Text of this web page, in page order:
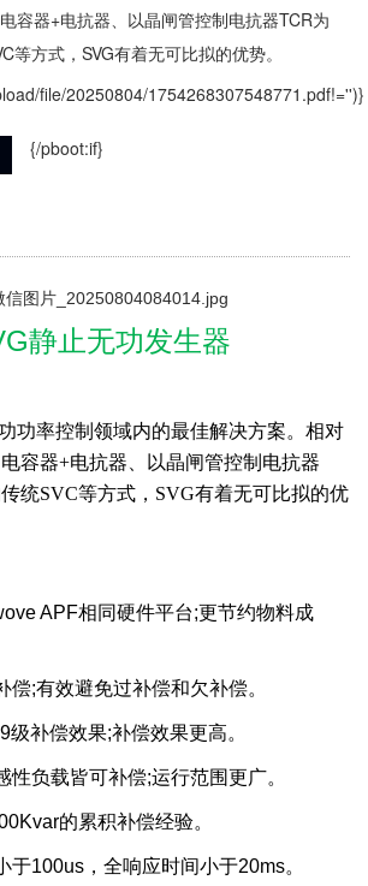
容器+电抗器、以晶闸管控制电抗器TCR为
等方式，SVG有着无可比拟的优势。
file/20250804/1754268307548771.pdf!='')}
{/pboot:if}
静止无功发生器
功率控制领域内的最佳解决方案。相对
容器+电抗器、以晶闸管控制电抗器
统SVC等方式，SVG有着无可比拟的优
APF相同硬件平台;更节约物料成
补偿;有效避免过补偿和欠补偿。
级补偿效果;补偿效果更高。
感性负载皆可补偿;运行范围更广。
的累积补偿经验。
于100us，全响应时间小于20ms。